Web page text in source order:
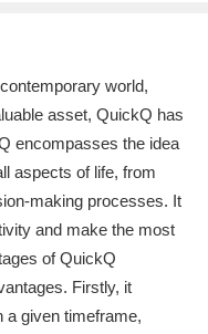
world,
asset, QuickQ has
encompasses the idea
aspects of life, from
making processes. It
and make the most
of QuickQ
Firstly, it
a given timeframe,